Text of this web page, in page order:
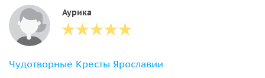
Аурика
Чудотворные Кресты Ярославии